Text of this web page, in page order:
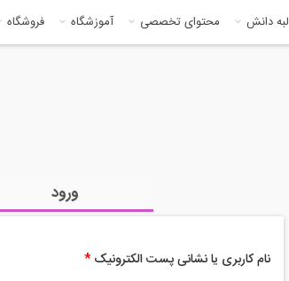
لبه دانش محتوای تخصصی آموزشگاه فروشگاه
ورود
نام کاربری یا نشانی پست الکترونیک *